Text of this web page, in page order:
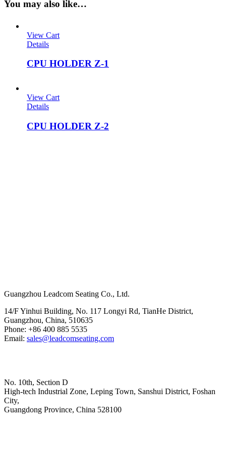
You may also like…
View Cart
Details
CPU HOLDER Z-1
View Cart
Details
CPU HOLDER Z-2
Guangzhou Leadcom Seating Co., Ltd.
14/F Yinhui Building, No. 117 Longyi Rd, TianHe District,
Guangzhou, China, 510635
Phone: +86 400 885 5535
Email: sales@leadcomseating.com
No. 10th, Section D
High-tech Industrial Zone, Leping Town, Sanshui District, Foshan
City,
​​​​​​​Guangdong Province, China 528100